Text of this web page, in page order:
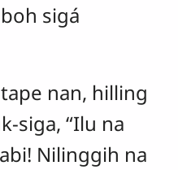
sigá
nan, hilling
siga, “Ilu na
Nilinggih na